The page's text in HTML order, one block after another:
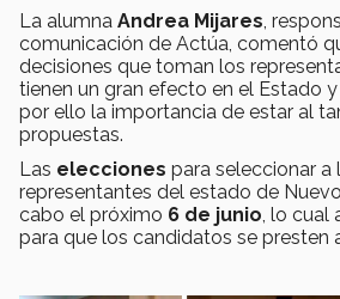
La alumna Andrea Mijares,
comunicación de Actúa, comentó
decisiones que toman los
tienen un gran efecto en el Estado
por ello la importancia de estar al
propuestas.
Las elecciones para seleccionar a
representantes del estado de
cabo el próximo 6 de junio, lo cual
para que los candidatos se presten